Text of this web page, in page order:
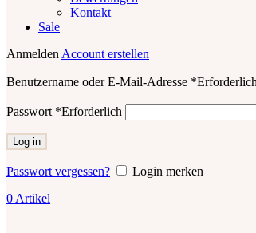
Kontakt
Sale
Anmelden Account erstellen
Benutzername oder E-Mail-Adresse *Erforderlich
Passwort *Erforderlich
Log in
Passwort vergessen?
Login merken
0 Artikel